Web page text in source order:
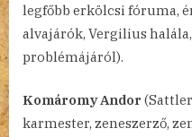
legfőbb erkölcsi fóruma,
alvajárók, Vergilius
problémájáról).
Komáromy Andor
karmester, zeneszerző,